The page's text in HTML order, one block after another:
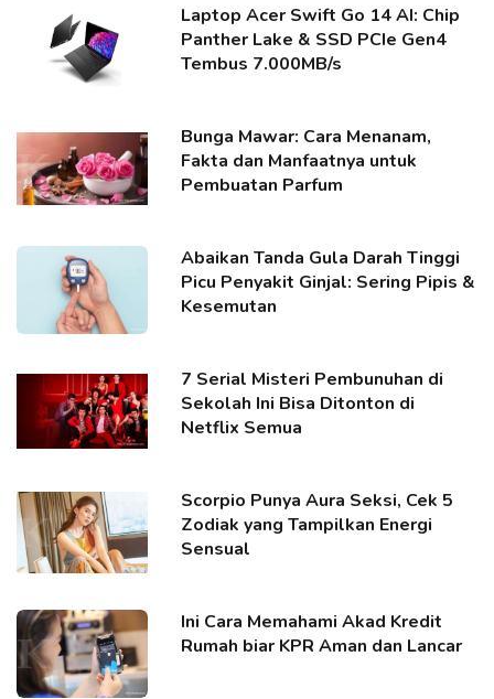
Laptop Acer Swift Go 14 AI: Chip
Panther Lake & SSD PCIe Gen4
Tembus 7.000MB/s
Bunga Mawar: Cara Menanam,
Fakta dan Manfaatnya untuk
Pembuatan Parfum
Abaikan Tanda Gula Darah Tinggi
Picu Penyakit Ginjal: Sering Pipis &
Kesemutan
7 Serial Misteri Pembunuhan di
Sekolah Ini Bisa Ditonton di
Netflix Semua
Scorpio Punya Aura Seksi, Cek 5
Zodiak yang Tampilkan Energi
Sensual
Ini Cara Memahami Akad Kredit
Rumah biar KPR Aman dan Lancar